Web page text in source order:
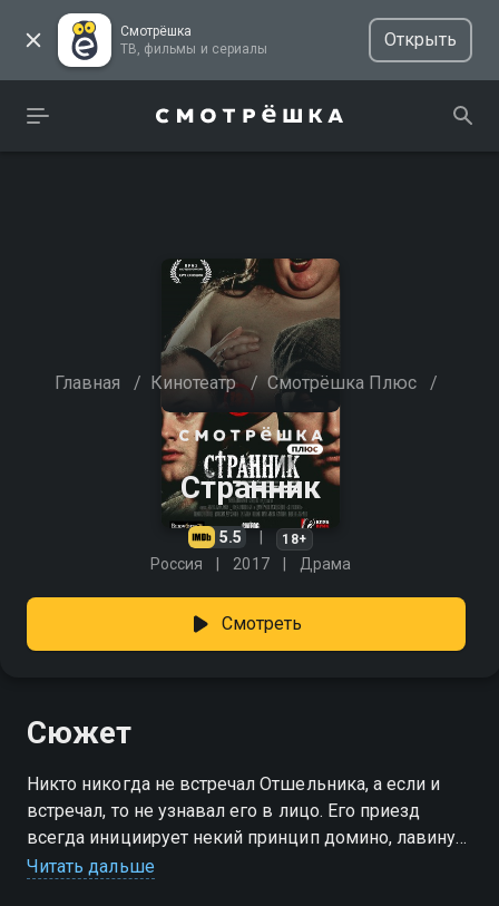
Смотрёшка
ТВ, фильмы и сериалы
Открыть
Главная / Кинотеатр / Смотрёшка Плюс /
Странник
5.5 18+
Россия 2017 Драма
Смотреть
Сюжет
Никто никогда не встречал Отшельника, а если и
встречал, то не узнавал его в лицо. Его приезд
всегда инициирует некий принцип домино, лавину
событий, что меняет всё до неузнаваемости. Но в
Читать дальше